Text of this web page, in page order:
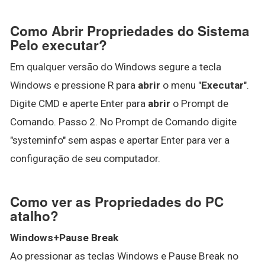
Como Abrir Propriedades do Sistema
Pelo executar?
Em qualquer versão do Windows segure a tecla
Windows e pressione R para abrir o menu "Executar".
Digite CMD e aperte Enter para abrir o Prompt de
Comando. Passo 2. No Prompt de Comando digite
"systeminfo" sem aspas e apertar Enter para ver a
configuração de seu computador.
Como ver as Propriedades do PC
atalho?
Windows+Pause Break
Ao pressionar as teclas Windows e Pause Break no